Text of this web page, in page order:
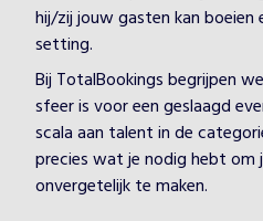
hij/zij jouw gasten kan boeien
setting.
Bij TotalBookings begrijpen
sfeer is voor een geslaagd
scala aan talent in de
precies wat je nodig hebt om
onvergetelijk te maken.